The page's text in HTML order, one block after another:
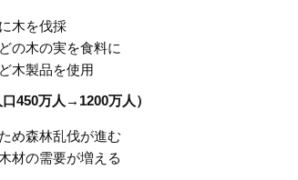
木を伐採
の木の実を食料に
木製品を使用
口450万人→ 1200万人）
め森林乱伐が進む
材の需要が増える